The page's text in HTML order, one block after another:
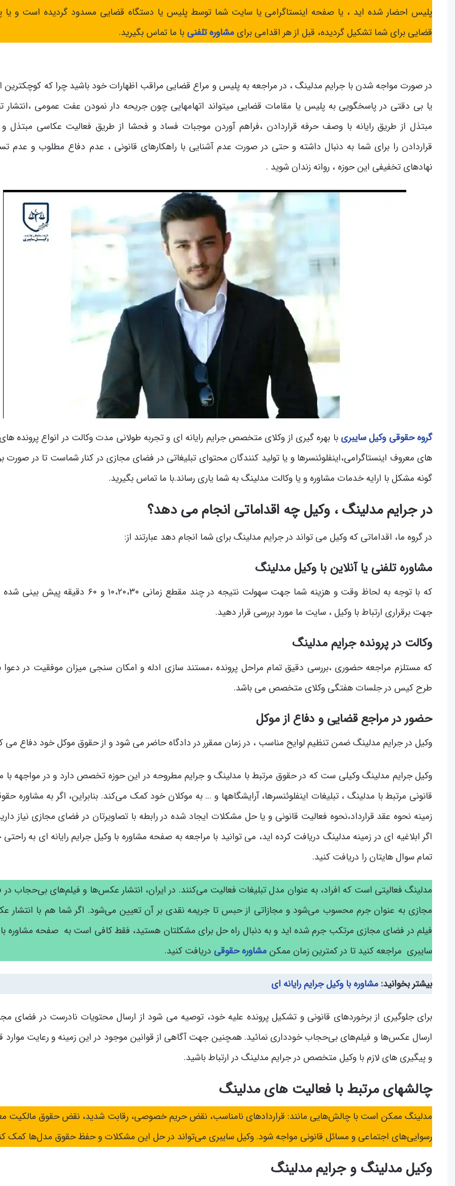
پلیس احضار شده اید ، یا صفحه اینستاگرامی یا سایت شما توسط پلیس یا دستگاه قضایی مسدود گردیده است و یا
قضایی برای شما تشکیل گردیده، قبل از هر اقدامی برای مشاوره تلفنی با ما تماس بگیرید.
در صورت مواجه شدن با جرایم مدلینگ ، در مراجعه به پلیس و مراع قضایی مراقب اظهارات خود باشید چرا که کوچکترین
یا بی دقتی در پاسخگویی به پلیس یا مقامات قضایی میتواند اتهامهایی چون جریحه دار نمودن عفت عمومی ،انتشار
مبتذل از طریق رایانه با وصف حرفه قراردادن ،فراهم آوردن موجبات فساد و فحشا از طریق فعالیت عکاسی مبتذل
قراردادن را برای شما به دنبال داشته و حتی در صورت عدم آشنایی با راهکارهای قانونی ، عدم دفاع مطلوب و عدم
نهادهای تخفیفی این حوزه ، روانه زندان شوید .
گروه حقوقی وکیل سایبری با بهره گیری از وکلای متخصص جرایم رایانه ای و تجربه طولانی مدت وکالت در انواع پرونده
های معروف اینستاگرامی،اینفلوئنسرها و یا تولید کنندگان محتوای تبلیغاتی در فضای مجازی در کنار شماست تا در صورت
گونه مشکل با ارایه خدمات مشاوره و یا وکالت مدلینگ به شما یاری رساند.با ما تماس بگیرید.
در جرایم مدلینگ ، وکیل چه اقداماتی انجام می دهد؟
در گروه ما، اقداماتی که وکیل می تواند در جرایم مدلینگ برای شما انجام دهد عبارتند از:
مشاوره تلفنی یا آنلاین با وکیل مدلینگ
که با توجه به لحاظ وقت و هزینه شما جهت سهولت نتیجه در چند مقطع زمانی ۱۰،۲۰،۳۰ و ۶۰
جهت برقراری ارتباط با وکیل ، سایت ما مورد بررسی قرار دهید.
وکالت در پرونده جرایم مدلینگ
که مستلزم مراجعه حضوری ،بررسی دقیق تمام مراحل پرونده ،مستند سازی ادله و امکان سنجی میزان موفقیت در دعوا
طرح کیس در جلسات هفتگی وکلای متخصص می باشد.
حضور در مراجع قضایی و دفاع از موکل
وکیل در جرایم مدلینگ ضمن تنظیم لوایح مناسب ، در زمان ممقرر در دادگاه حاضر می شود و از حقوق موکل خود دفاع می
وکیل جرایم مدلینگ وکیلی ست که در حقوق مرتبط با مدلینگ و جرایم مطروحه در این حوزه تخصص دارد و در مواجهه با
قانونی مرتبط با مدلینگ ، تبلیغات اینفلوئنسرها، آرایشگاهها و … به موکلان خود کمک می‌کند. بنابراین، اگر به مشاوره
زمینه نحوه عقد قرارداد،نحوه فعالیت قانونی و یا حل مشکلات ایجاد شده در رابطه با تصاویرتان در فضای مجازی نیاز
اگر ابلاغیه ای در زمینه مدلینگ دریافت کرده اید، می توانید با مراجعه به صفحه مشاوره با وکیل جرایم رایانه ای به
تمام سوال هایتان را دریافت کنید.
مدلینگ فعالیتی است که افراد، به عنوان مدل‌ تبلیغات فعالیت می‌کنند. در ایران، انتشار عکس‌ها و فیلم‌های بی‌حجاب
مجازی به عنوان جرم محسوب می‌شود و مجازاتی از حبس تا جریمه نقدی بر آن تعیین می‌شود. اگر شما هم با انتشار
فیلم در فضای مجازی مرتکب جرم شده اید و به دنبال راه حل برای مشکلتان هستید، فقط کافی است به صفحه مشاوره
سایبری مراجعه کنید تا در کمترین زمان ممکن مشاوره حقوقی دریافت کنید.
بیشتر بخوانید: مشاوره با وکیل جرایم رایانه ای
برای جلوگیری از برخوردهای قانونی و تشکیل پرونده علیه خود، توصیه می شود از ارسال محتویات نادرست در فضای
ارسال عکس‌ها و فیلم‌های بی‌حجاب خودداری نمائید. همچنین جهت آگاهی از قوانین موجود در این زمینه و رعایت موارد
و پیگیری های لازم با وکیل متخصص در جرایم مدلینگ در ارتباط باشید.
چالشهای مرتبط با فعالیت های مدلینگ
مدلینگ ممکن است با چالش‌هایی مانند: قراردادهای نامناسب، نقض حریم خصوصی، رقابت شدید، نقض حقوق مالکیت
رسوایی‌های اجتماعی و مسائل قانونی مواجه شود. وکیل سایبری می‌تواند در حل این مشکلات و حفظ حقوق مدل‌ها کمک
وکیل مدلینگ و جرایم مدلینگ